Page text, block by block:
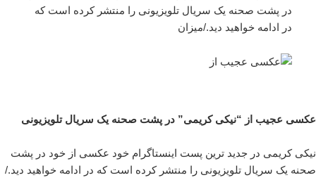
در پشت صحنه یک سریال تلویزیونی را منتشر کرده است که
در ادامه خواهید دید./میزان
عکسی عجیب از “نیکی کریمی” در پشت صحنه یک سریال تلویزیونی
نیکی کریمی در جدید ترین پست اینستاگرام خود عکسی از خود در پشت
صحنه یک سریال تلویزیونی را منتشر کرده است که در ادامه خواهید دید./